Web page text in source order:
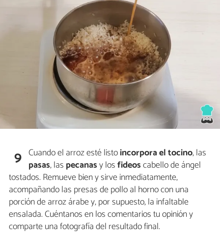
9 Cuando el arroz esté listoincorpora eltocino, las
pasas, las pecanasy losfideoscabello de ángel
tostados. Remueve bien y sirve inmediatamente,
acompañando las presas de pollo al horno con una
porción de arroz árabe y, por supuesto, la infaltable
ensalada. Cuéntanos en los comentarios tu opinión y
comparte una fotografía del resultado final.